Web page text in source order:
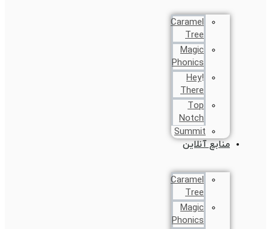
Caramel
Tree
Magic
Phonics
!Hey
There
Top
Notch
Summit
منابع آنلاین
Caramel
Tree
Magic
Phonics